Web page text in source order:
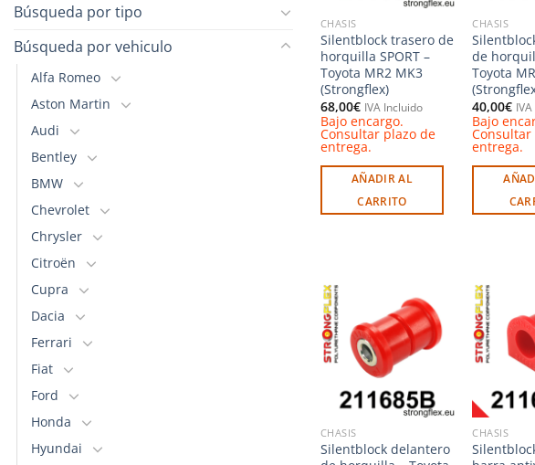
Búsqueda por tipo
Búsqueda por vehiculo
Alfa Romeo
Aston Martin
Audi
Bentley
BMW
Chevrolet
Chrysler
Citroën
Cupra
Dacia
Ferrari
Fiat
Ford
Honda
Hyundai
CHASIS
Silentblock trasero de
horquilla SPORT –
Toyota MR2 MK3
(Strongflex)
68,00€ IVA Incluido
Bajo encargo.
Consultar plazo de
entrega.
AÑADIR AL
CARRITO
CHASIS
de
Toyota
40,00€
Bajo
entrega.
Añadir
a la
lista de
CHASIS
Silentblock delantero
CHASIS